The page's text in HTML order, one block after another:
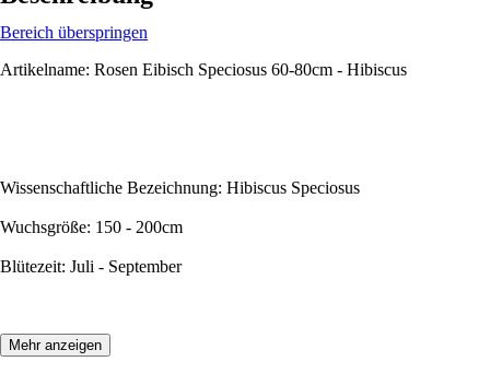
Bereich überspringen
Artikelname: Rosen Eibisch Speciosus 60-80cm - Hibiscus
Wissenschaftliche Bezeichnung: Hibiscus Speciosus
Wuchsgröße: 150 - 200cm
Blütezeit: Juli - September
Beschreibung:
Mehr anzeigen